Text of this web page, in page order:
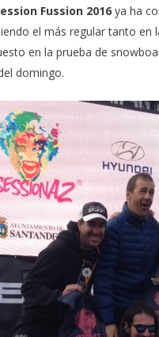
Fussion 2016 ya ha
el más regular tanto
en la prueba de
domingo.